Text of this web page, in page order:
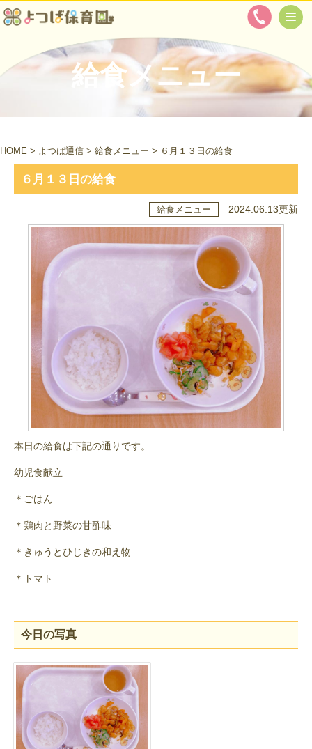
給食メニュー
HOME > よつば通信 > 給食メニュー > ６月１３日の給食
６月１３日の給食
給食メニュー 2024.06.13更新
本日の給食は下記の通りです。
幼児食献立
＊ごはん
＊鶏肉と野菜の甘酢味
＊きゅうとひじきの和え物
＊トマト
今日の写真